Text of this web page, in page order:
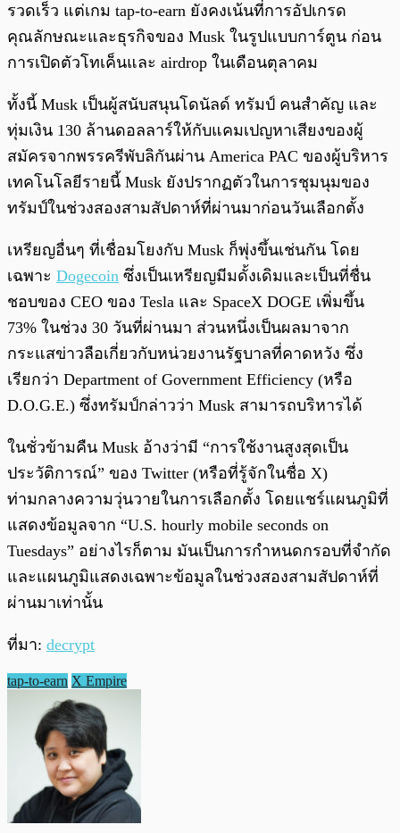
รวดเร็ว แต่เกม tap-to-earn ยังคงเน้นที่การอัปเกรด
คุณลักษณะและธุรกิจของ Musk ในรูปแบบการ์ตูน ก่อน
การเปิดตัวโทเค็นและ airdrop ในเดือนตุลาคม
ทั้งนี้ Musk เป็นผู้สนับสนุนโดนัลด์ ทรัมป์ คนสำคัญ และ
ทุ่มเงิน 130 ล้านดอลลาร์ให้กับแคมเปญหาเสียงของผู้
สมัครจากพรรครีพับลิกันผ่าน America PAC ของผู้บริหาร
เทคโนโลยีรายนี้ Musk ยังปรากฏตัวในการชุมนุมของ
ทรัมป์ในช่วงสองสามสัปดาห์ที่ผ่านมาก่อนวันเลือกตั้ง
เหรียญอื่นๆ ที่เชื่อมโยงกับ Musk ก็พุ่งขึ้นเช่นกัน โดย
เฉพาะ Dogecoin ซึ่งเป็นเหรียญมีมดั้งเดิมและเป็นที่ชื่น
ชอบของ CEO ของ Tesla และ SpaceX DOGE เพิ่มขึ้น
73% ในช่วง 30 วันที่ผ่านมา ส่วนหนึ่งเป็นผลมาจาก
กระแสข่าวลือเกี่ยวกับหน่วยงานรัฐบาลที่คาดหวัง ซึ่ง
เรียกว่า Department of Government Efficiency (หรือ
D.O.G.E.) ซึ่งทรัมป์กล่าวว่า Musk สามารถบริหารได้
ในชั่วข้ามคืน Musk อ้างว่ามี “การใช้งานสูงสุดเป็น
ประวัติการณ์” ของ Twitter (หรือที่รู้จักในชื่อ X)
ท่ามกลางความวุ่นวายในการเลือกตั้ง โดยแชร์แผนภูมิที่
แสดงข้อมูลจาก “U.S. hourly mobile seconds on
Tuesdays” อย่างไรก็ตาม มันเป็นการกำหนดกรอบที่จำกัด
และแผนภูมิแสดงเฉพาะข้อมูลในช่วงสองสามสัปดาห์ที่
ผ่านมาเท่านั้น
ที่มา: decrypt
tap-to-earn X Empire